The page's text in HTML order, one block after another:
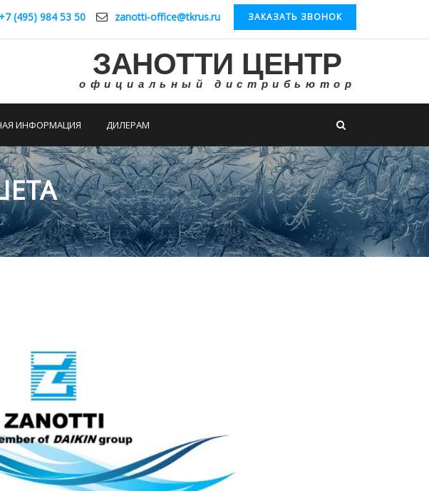
+7 (495) 984 53 50 zanotti-office@tkrus.ru ЗАКАЗАТЬ ЗВОНОК
ЗАНОТТИ ЦЕНТР
официальный дистрибьютор
ИНФОРМАЦИЯ ДИЛЕРАМ